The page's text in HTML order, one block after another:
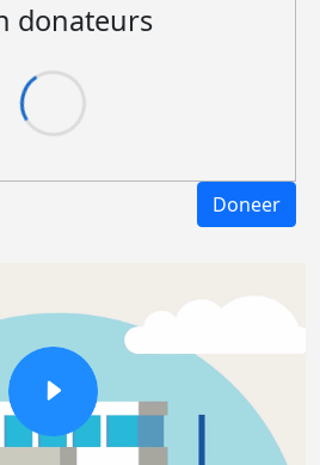
donateurs
Doneer